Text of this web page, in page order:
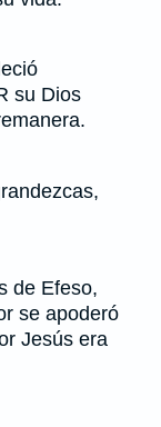
su Dios
de Efeso,
se apoderó
Jesús era